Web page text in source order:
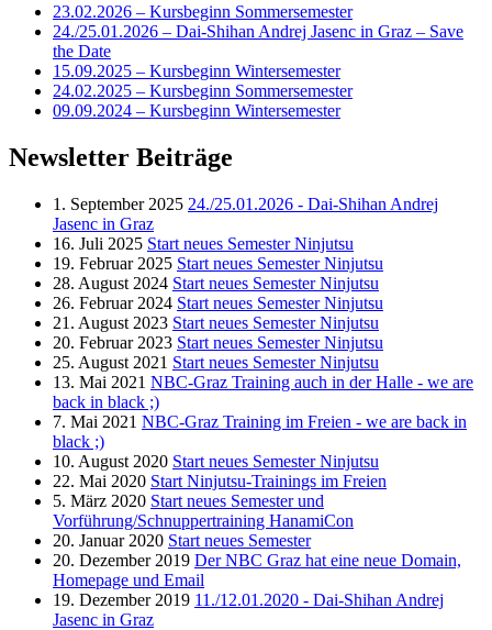
23.02.2026 – Kursbeginn Sommersemester
24./25.01.2026 – Dai-Shihan Andrej Jasenc in Graz – Save
the Date
15.09.2025 – Kursbeginn Wintersemester
24.02.2025 – Kursbeginn Sommersemester
09.09.2024 – Kursbeginn Wintersemester
Newsletter Beiträge
1. September 2025 24./25.01.2026 - Dai-Shihan Andrej
Jasenc in Graz
16. Juli 2025 Start neues Semester Ninjutsu
19. Februar 2025 Start neues Semester Ninjutsu
28. August 2024 Start neues Semester Ninjutsu
26. Februar 2024 Start neues Semester Ninjutsu
21. August 2023 Start neues Semester Ninjutsu
20. Februar 2023 Start neues Semester Ninjutsu
25. August 2021 Start neues Semester Ninjutsu
13. Mai 2021 NBC-Graz Training auch in der Halle - we are
back in black ;)
7. Mai 2021 NBC-Graz Training im Freien - we are back in
black ;)
10. August 2020 Start neues Semester Ninjutsu
22. Mai 2020 Start Ninjutsu-Trainings im Freien
5. März 2020 Start neues Semester und
Vorführung/Schnuppertraining HanamiCon
20. Januar 2020 Start neues Semester
20. Dezember 2019 Der NBC Graz hat eine neue Domain,
Homepage und Email
19. Dezember 2019 11./12.01.2020 - Dai-Shihan Andrej
Jasenc in Graz